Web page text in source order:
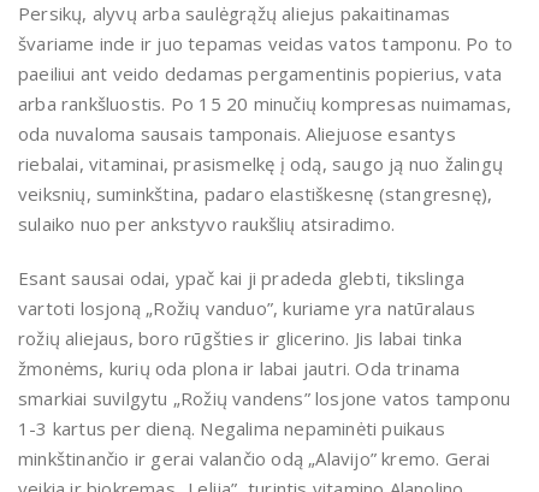
Persikų, alyvų arba saulėgrąžų aliejus pakaitinamas
švariame inde ir juo tepamas veidas vatos tamponu. Po to
paeiliui ant veido dedamas pergamentinis popierius, vata
arba rankšluostis. Po 15 20 minučių kompresas nuimamas,
oda nuvaloma sausais tamponais. Aliejuose esantys
riebalai, vitaminai, prasismelkę į odą, saugo ją nuo žalingų
veiksnių, suminkština, padaro elastiškesnę (stangresnę),
sulaiko nuo per ankstyvo raukšlių atsiradimo.
Esant sausai odai, ypač kai ji pradeda glebti, tikslinga
vartoti losjoną „Rožių vanduo”, kuriame yra natūralaus
rožių aliejaus, boro rūgšties ir glicerino. Jis labai tinka
žmonėms, kurių oda plona ir labai jautri. Oda trinama
smarkiai suvilgytu „Rožių vandens” losjone vatos tamponu
1-3 kartus per dieną. Negalima nepaminėti puikaus
minkštinančio ir gerai valančio odą „Alavijo” kremo. Gerai